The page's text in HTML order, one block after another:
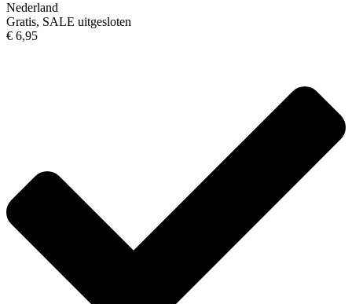
Nederland
Gratis, SALE uitgesloten
€ 6,95